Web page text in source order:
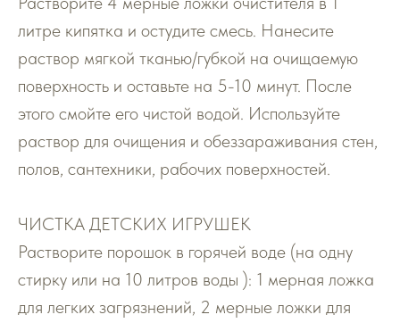
литре кипятка и остудите смесь. Нанесите
раствор мягкой тканью/губкой на очищаемую
поверхность и оставьте на 5-10 минут. После
этого смойте его чистой водой. Используйте
раствор для очищения и обеззараживания стен,
полов, сантехники, рабочих поверхностей.
ЧИСТКА ДЕТСКИХ ИГРУШЕК
Растворите порошок в горячей воде (на одну
стирку или на 10 литров воды ): 1 мерная ложка
для легких загрязнений, 2 мерные ложки для